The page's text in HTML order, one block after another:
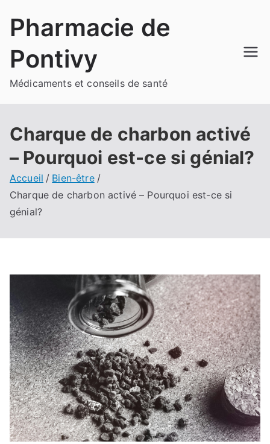
Pharmacie de
Pontivy
Médicaments et conseils de santé
Charque de charbon activé
– Pourquoi est-ce si génial?
Accueil
Bien-être
Charque de charbon activé – Pourquoi est-ce si
génial?